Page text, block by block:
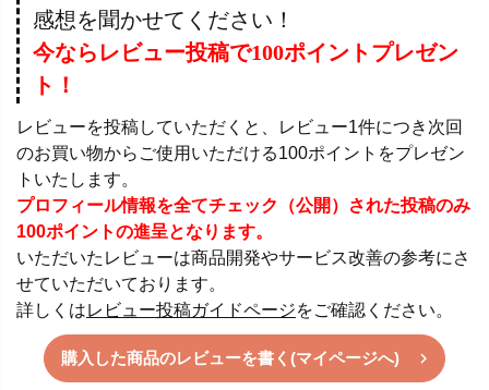
感想を聞かせてください！
今ならレビュー投稿で100ポイントプレゼン
ト！
レビューを投稿していただくと、レビュー1件につき次回
のお買い物からご使用いただける100ポイントをプレゼン
トいたします。
プロフィール情報を全てチェック（公開）された投稿のみ
100ポイントの進呈となります。
いただいたレビューは商品開発やサービス改善の参考にさ
せていただいております。
詳しくはレビュー投稿ガイドページをご確認ください。
購入した商品のレビューを書く(マイページへ)